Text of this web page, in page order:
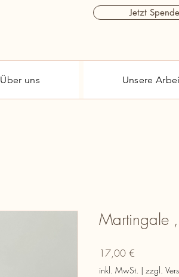
Jetzt
Über uns Unsere
Martingale
17,00 €
inkl. MwSt. | zzgl.